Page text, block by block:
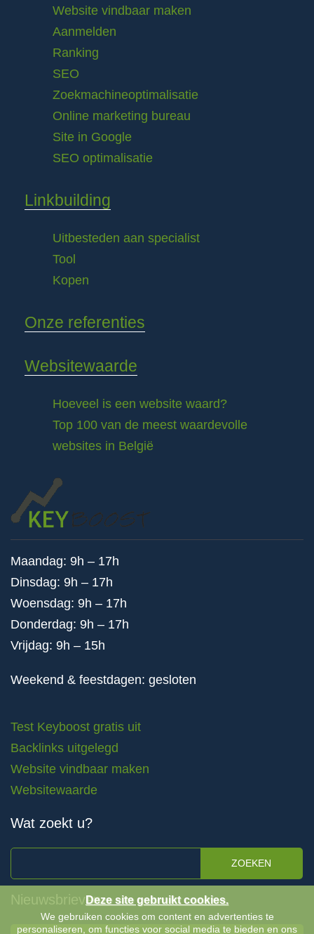
Website vindbaar maken
Aanmelden
Ranking
SEO
Zoekmachineoptimalisatie
Online marketing bureau
Site in Google
SEO optimalisatie
Linkbuilding
Uitbesteden aan specialist
Tool
Kopen
Onze referenties
Websitewaarde
Hoeveel is een website waard?
Top 100 van de meest waardevolle
websites in België
Maandag: 9h – 17h
Dinsdag: 9h – 17h
Woensdag: 9h – 17h
Donderdag: 9h – 17h
Vrijdag: 9h – 15h
Weekend & feestdagen: gesloten
Test Keyboost gratis uit
Backlinks uitgelegd
Website vindbaar maken
Websitewaarde
Wat zoekt u?
ZOEKEN
NieuwsbrievenDeze site gebruikt cookies.
We gebruiken cookies om content en advertenties te
personaliseren, om functies voor social media te bieden en ons